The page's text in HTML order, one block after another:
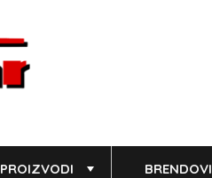
PROIZVODI BRENDOVI